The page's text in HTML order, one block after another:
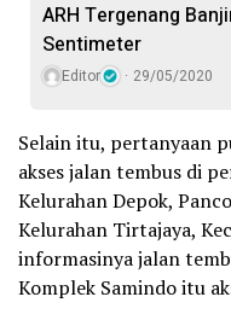
ARH Tergenang
Sentimeter
Editor 29/05/2020
Selain itu, pertanyaan
akses jalan tembus di
Kelurahan Depok,
Kelurahan Tirtajaya,
informasinya jalan
Komplek Samindo itu